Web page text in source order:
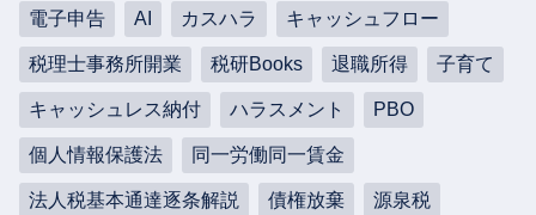
電子申告 AI カスハラ キャッシュフロー
税理士事務所開業 税研Books 退職所得 子育て
キャッシュレス納付 ハラスメント PBO
個人情報保護法 同一労働同一賃金
法人税基本通達逐条解説 債権放棄 源泉税